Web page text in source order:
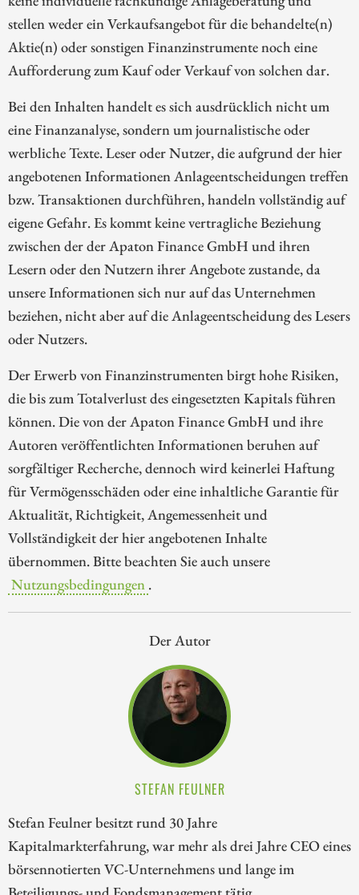
stellen weder ein Verkaufsangebot für die behandelte(n)
Aktie(n) oder sonstigen Finanzinstrumente noch eine
Aufforderung zum Kauf oder Verkauf von solchen dar.
Bei den Inhalten handelt es sich ausdrücklich nicht um
eine Finanzanalyse, sondern um journalistische oder
werbliche Texte. Leser oder Nutzer, die aufgrund der hier
angebotenen Informationen Anlageentscheidungen treffen
bzw. Transaktionen durchführen, handeln vollständig auf
eigene Gefahr. Es kommt keine vertragliche Beziehung
zwischen der der Apaton Finance GmbH und ihren
Lesern oder den Nutzern ihrer Angebote zustande, da
unsere Informationen sich nur auf das Unternehmen
beziehen, nicht aber auf die Anlageentscheidung des Lesers
oder Nutzers.
Der Erwerb von Finanzinstrumenten birgt hohe Risiken,
die bis zum Totalverlust des eingesetzten Kapitals führen
können. Die von der Apaton Finance GmbH und ihre
Autoren veröffentlichten Informationen beruhen auf
sorgfältiger Recherche, dennoch wird keinerlei Haftung
für Vermögensschäden oder eine inhaltliche Garantie für
Aktualität, Richtigkeit, Angemessenheit und
Vollständigkeit der hier angebotenen Inhalte
übernommen. Bitte beachten Sie auch unsere
Nutzungsbedingungen .
Der Autor
STEFAN FEULNER
Stefan Feulner besitzt rund 30 Jahre
Kapitalmarkterfahrung, war mehr als drei Jahre CEO eines
börsennotierten VC-Unternehmens und lange im